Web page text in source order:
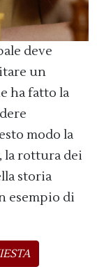
deve
un
ha fatto la
modo la
la rottura dei
storia
esempio di